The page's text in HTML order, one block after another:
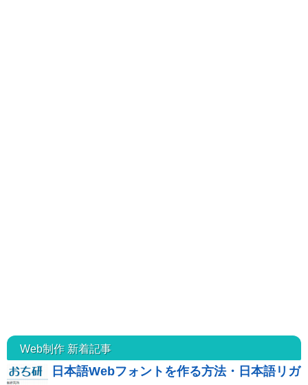
Web制作 新着記事
日本語Webフォントを作る方法・日本語リガ